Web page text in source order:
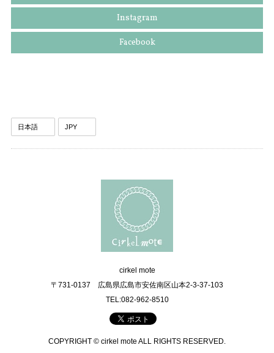
Instagram
Facebook
cirkel mote
〒731-0137 広島県広島市安佐南区山本2-3-37-103
TEL:082-962-8510
COPYRIGHT © cirkel mote ALL RIGHTS RESERVED.